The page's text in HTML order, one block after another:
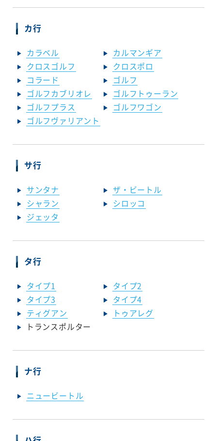
カ行
カラベル
カルマンギア
クロスゴルフ
クロスポロ
コラード
ゴルフ
ゴルフカブリオレ
ゴルフトゥーラン
ゴルフプラス
ゴルフワゴン
ゴルフヴァリアント
サ行
サンタナ
ザ・ビートル
シャラン
シロッコ
ジェッタ
タ行
タイプ1
タイプ2
タイプ3
タイプ4
ティグアン
トゥアレグ
トランスポルター
ナ行
ニュービートル